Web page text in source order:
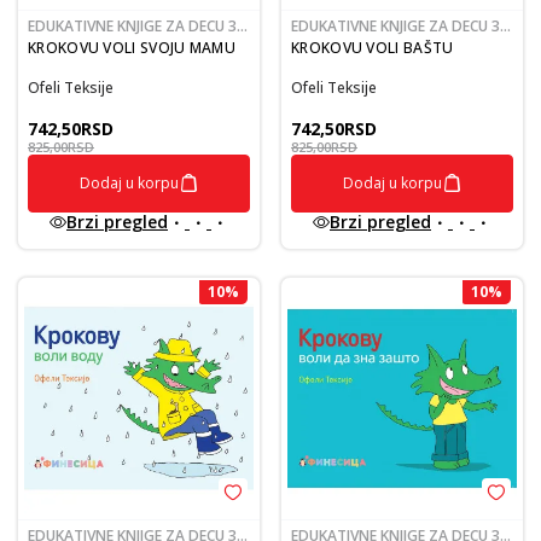
EDUKATIVNE KNJIGE ZA DECU 3-
5
KROKOVU VOLI SVOJU MAMU
Ofeli Teksije
742,50RSD
825,00RSD
Dodaj u korpu
Brzi pregled
EDUKATIVNE KNJIGE ZA DECU 3-
5
KROKOVU VOLI BAŠTU
Ofeli Teksije
742,50RSD
825,00RSD
Dodaj u korpu
Brzi pregled
10%
EDUKATIVNE KNJIGE ZA DECU 3-
10%
EDUKATIVNE KNJIGE ZA DECU 3-